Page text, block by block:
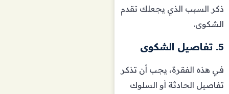
ذكر السبب الذي يجعلك تقدم
الشكوى.
5. تفاصيل الشكوى
في هذه الفقرة، يجب أن تذكر
تفاصيل الحادثة أو السلوك